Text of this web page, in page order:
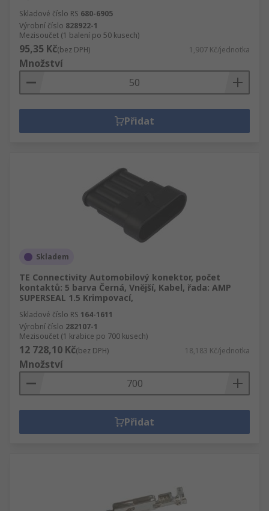
Skladové číslo RS 680-6905
Výrobní číslo 828922-1
Mezisoučet (1 balení po 50 kusech)
95,35 Kč(bez DPH) 1,907 Kč/jednotka
Množství
Přidat
Skladem
TE Connectivity Automobilový konektor, počet
kontaktů: 5 barva Černá, Vnější, Kabel, řada: AMP
SUPERSEAL 1.5 Krimpovací,
Skladové číslo RS 164-1611
Výrobní číslo 282107-1
Mezisoučet (1 krabice po 700 kusech)
12 728,10 Kč(bez DPH) 18,183 Kč/jednotka
Množství
Přidat